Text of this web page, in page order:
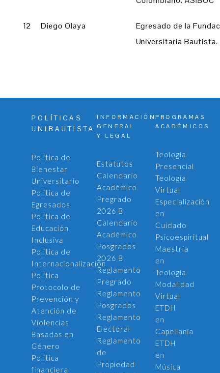
12 Diego Olaya
Egresado de la
Universitaria Bautista.
POLÍTICAS
UNIBAUTISTA
Política de
Bienestar
Universitario
Política de
Egresados
Política de
Educación
Inclusiva
Política de
Internacionalización
Política
Protocolo de
Prevención y
Atención de
Violencias
Basadas en
Género
Política
financiera
INFORMACIÓN
GENERAL
Y LEGAL
Estatutos
Calendario
Académico
Pregrado
2026 B
Calendario
Académico
Posgrados
2026 B
Reglamento
Pregrado
Reglamento
Posgrados
Reglamento
Electoral
Reglamento
de
Propiedad
PROGRAMAS
ACADÉMICOS
Teología
Presencial
Teología
Virtual
Especialización
en
Cuidado
Psicoespiritual
Maestría
en
Teología
Modalidad
Virtual
ETDH
en
Capellanía
ETDH
en
Música